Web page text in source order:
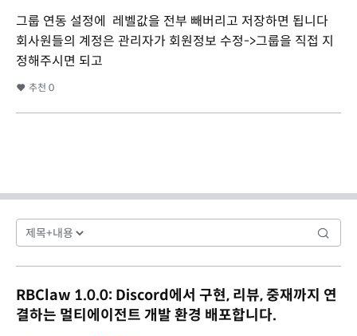
그룹 연동 설정에 레벨값을 전부 빼버리고 저장하면 됩니다
회사원들의 계정은 관리자가 회원정보 수정->그룹을 직접 지
정해주시면 되고
추천 0
RBClaw 1.0.0: Discord에서 구현, 리뷰, 중재까지 연
결하는 멀티에이전트 개발 환경 배포합니다.